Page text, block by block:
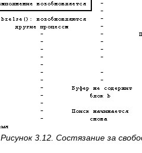
Рисунок 3.12. Состязание за